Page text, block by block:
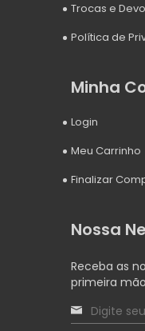
Trocas e
Política de
Minha
Login
Meu Carrinho
Finalizar
Nossa
Receba as
primeira